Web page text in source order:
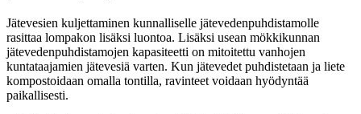
Jätevesien kuljettaminen kunnalliselle jätevedenpuhdistamolle
rasittaa lompakon lisäksi luontoa. Lisäksi usean mökkikunnan
jätevedenpuhdistamojen kapasiteetti on mitoitettu vanhojen
kuntataajamien jätevesiä varten. Kun jätevedet puhdistetaan ja liete
kompostoidaan omalla tontilla, ravinteet voidaan hyödyntää
paikallisesti.